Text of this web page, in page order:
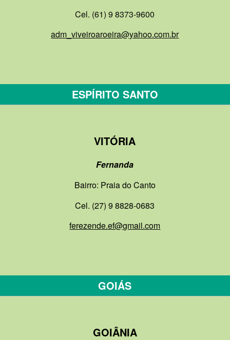
Cel. (61) 9 8373-9600
adm_viveiroaroeira@yahoo.com.br
ESPÍRITO SANTO
VITÓRIA
Fernanda
Bairro: Praia do Canto
Cel. (27) 9 8828-0683
ferezende.ef@gmail.com
GOIÁS
GOIÂNIA